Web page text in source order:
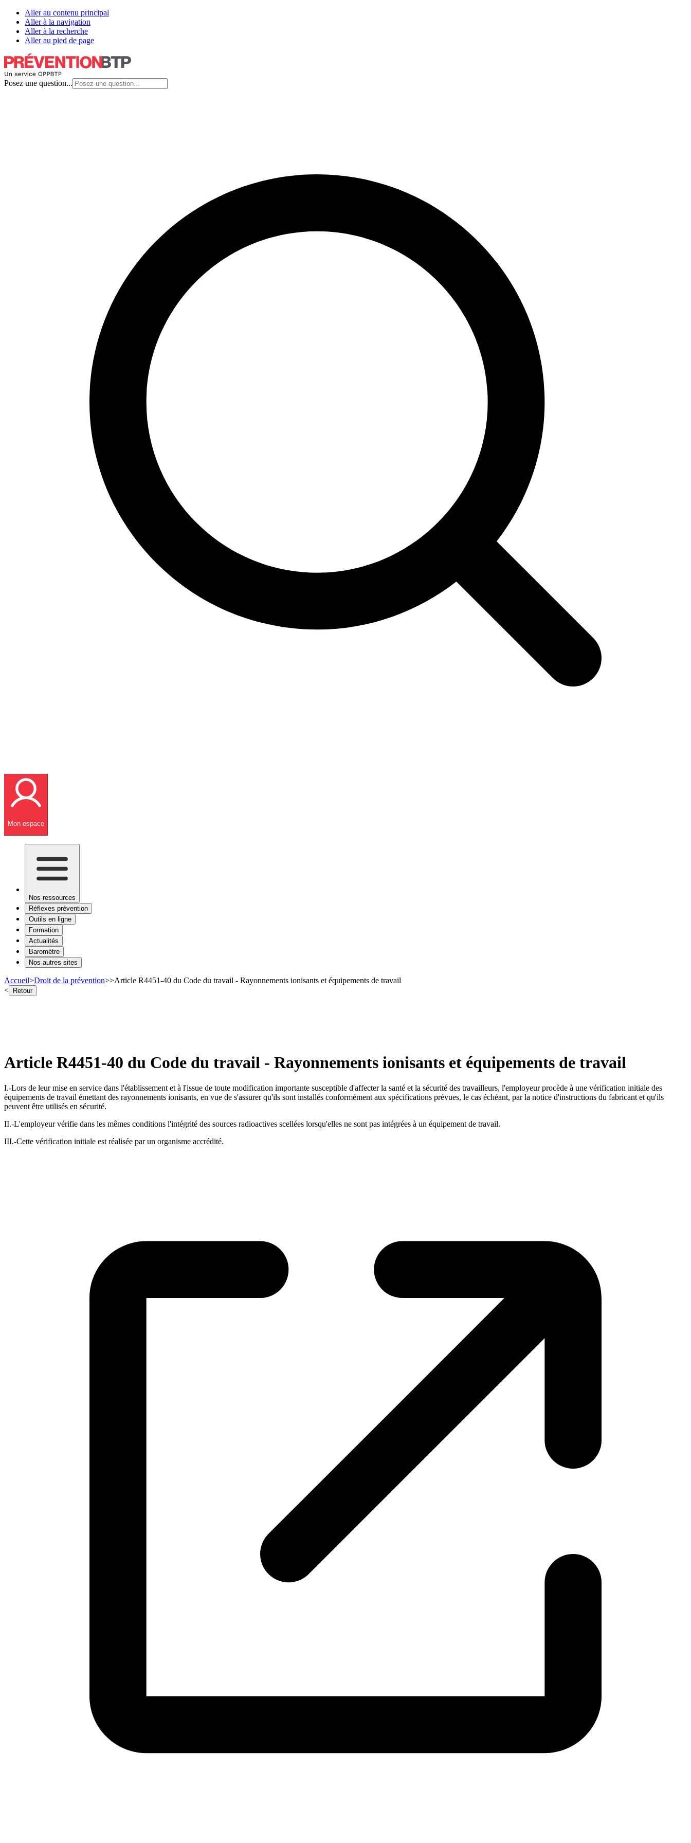
Aller au contenu principal
Aller à la navigation
Aller à la recherche
Aller au pied de page
Posez une question...
Mon espace
Nos ressources
Réflexes prévention
Outils en ligne
Formation
Actualités
Baromètre
Nos autres sites
Accueil>Droit de la prévention>>Article R4451-40 du Code du travail - Rayonnements ionisants et équipements de travail
< Retour
Article R4451-40 du Code du travail - Rayonnements ionisants et équipements de travail
I.-Lors de leur mise en service dans l'établissement et à l'issue de toute modification importante susceptible d'affecter la santé et la sécurité des travailleurs, l'employeur procède à une vérification initiale des
équipements de travail émettant des rayonnements ionisants, en vue de s'assurer qu'ils sont installés conformément aux spécifications prévues, le cas échéant, par la notice d'instructions du fabricant et qu'ils
peuvent être utilisés en sécurité.
II.-L'employeur vérifie dans les mêmes conditions l'intégrité des sources radioactives scellées lorsqu'elles ne sont pas intégrées à un équipement de travail.
III.-Cette vérification initiale est réalisée par un organisme accrédité.